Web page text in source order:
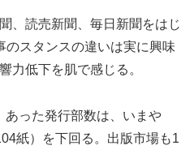
、読売新聞、毎日新聞をはじ
のスタンスの違いは実に興味
力低下を肌で感じる。
った発行部数は、いまや
紙）を下回る。出版市場も1